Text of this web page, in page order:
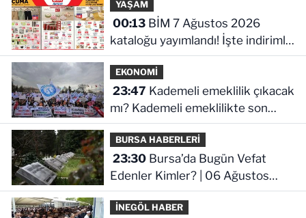
YAŞAM
00:13BİM 7 Ağustos 2026
kataloğu yayımlandı! İşte indirimli
ürünler ve fiyatları
EKONOMİ
23:47
mı? Kademeli emeklilikte son
durum ne!
BURSA HABERLERİ
23:30Bursa’da Bugün Vefat
Edenler Kimler? | 06 Ağustos
2026 Perşembe
İNEGÖL HABER